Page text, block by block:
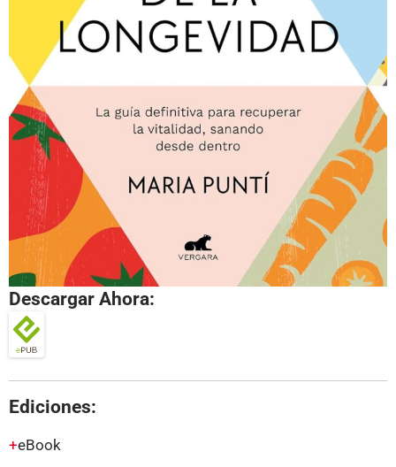
Descargar Ahora:
Ediciones:
eBook